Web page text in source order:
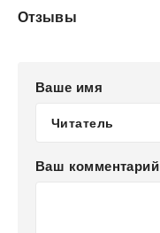
Отзывы
Ваше имя
Ваш комментарий